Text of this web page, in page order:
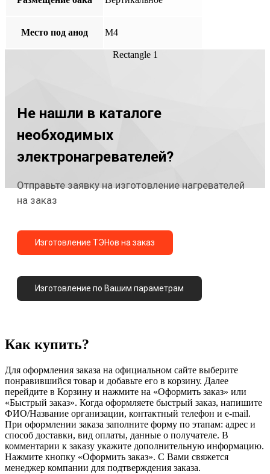
Место под анод М4
Rectangle 1
Не нашли в каталоге
необходимых
электронагревателей?
Отправьте заявку на изготовление нагревателей
на заказ
Изготовление ТЭНов на заказ
Изготовление по Вашим параметрам
Как купить?
Для оформления заказа на официальном сайте выберите
понравившийся товар и добавьте его в корзину. Далее
перейдите в Корзину и нажмите на «Оформить заказ» или
«Быстрый заказ». Когда оформляете быстрый заказ, напишите
ФИО/Название организации, контактный телефон и e-mail.
При оформлении заказа заполните форму по этапам: адрес и
способ доставки, вид оплаты, данные о получателе. В
комментарии к заказу укажите дополнительную информацию.
Нажмите кнопку «Оформить заказ». С Вами свяжется
менеджер компании для подтверждения заказа.